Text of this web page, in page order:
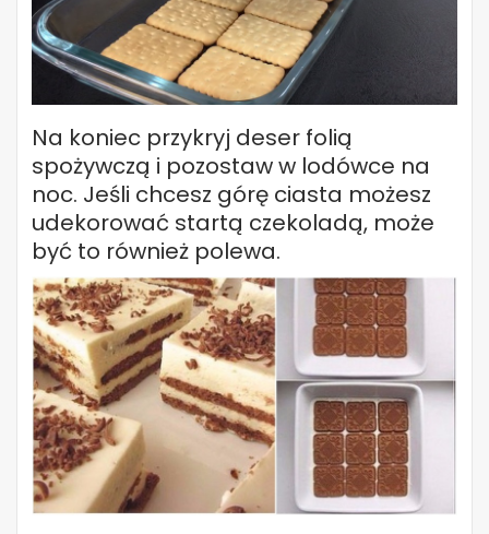
Na koniec przykryj deser folią
spożywczą i pozostaw w lodówce na
noc. Jeśli chcesz górę ciasta możesz
udekorować startą czekoladą, może
być to również polewa.